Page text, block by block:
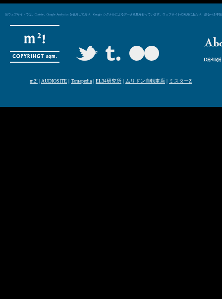
当ウェブサイトでは、Cookie、Google Analytics を使用しており、Google シグナルによるデータ収集を行っています。ウェブサイトの利用にあたり、然るべき
m2! | AUDIOSITE | Tamapedia | EL34研究所 | ムリドン自転車店 | ミスターZ